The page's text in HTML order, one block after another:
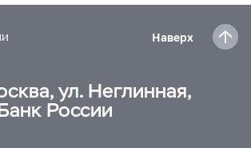
Наверх
ул. Неглинная,
России